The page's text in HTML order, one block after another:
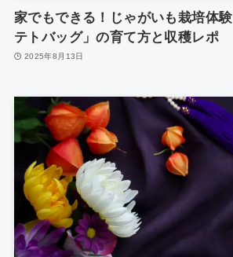
家でもできる！じゃがいも栽培体
テトバッグ」の育て方と収穫レポ
2025年8月13日